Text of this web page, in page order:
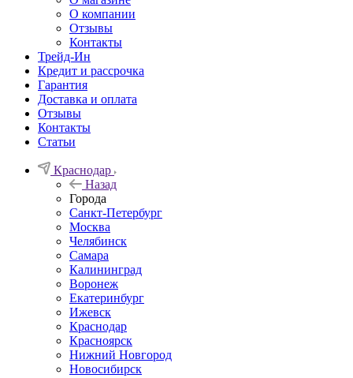
О компании
Отзывы
Контакты
Трейд-Ин
Кредит и рассрочка
Гарантия
Доставка и оплата
Отзывы
Контакты
Статьи
Краснодар
Назад
Города
Санкт-Петербург
Москва
Челябинск
Самара
Калининград
Воронеж
Екатеринбург
Ижевск
Краснодар
Красноярск
Нижний Новгород
Новосибирск